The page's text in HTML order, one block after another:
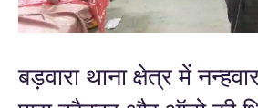
बड़वारा थाना क्षेत्र में